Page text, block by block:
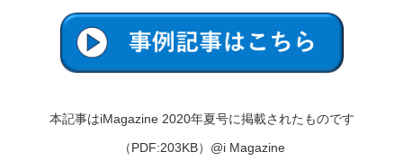
本記事はiMagazine 2020年夏号に掲載されたものです
（PDF:203KB）@i Magazine